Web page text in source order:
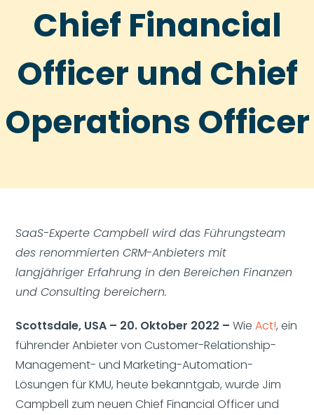
Chief Financial
Officer und Chief
Operations Officer
SaaS-Experte Campbell wird das Führungsteam
des renommierten CRM-Anbieters mit
langjähriger Erfahrung in den Bereichen Finanzen
und Consulting bereichern.
Scottsdale, USA – 20. Oktober 2022 –WieAct!, ein
führender Anbieter von Customer-Relationship-
Management- und Marketing-Automation-
Lösungen für KMU, heute bekanntgab, wurde Jim
Campbell zum neuen Chief Financial Officer und